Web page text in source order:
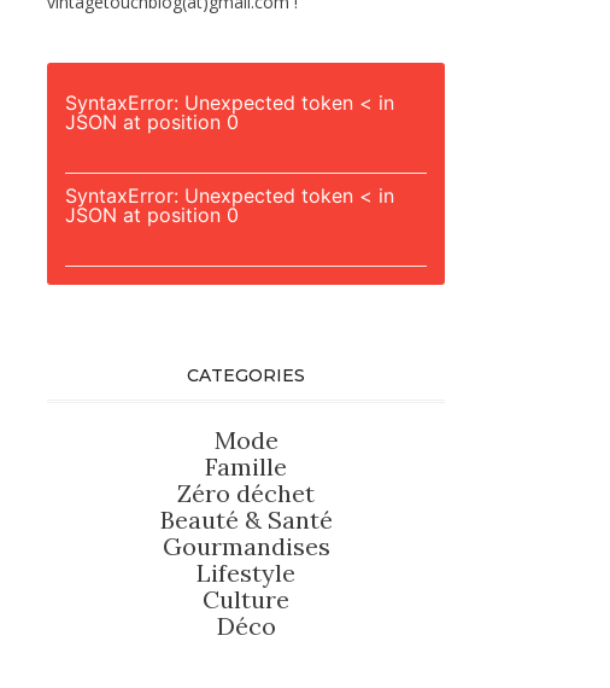
SyntaxError: Unexpected token < in
JSON at position 0
SyntaxError: Unexpected token < in
JSON at position 0
CATEGORIES
Mode
Famille
Zéro déchet
Beauté & Santé
Gourmandises
Lifestyle
Culture
Déco